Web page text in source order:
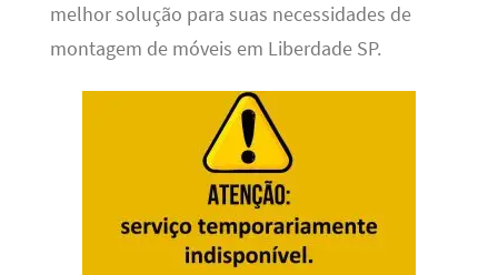
melhor solução para suas necessidades de
montagem de móveis em Liberdade SP.